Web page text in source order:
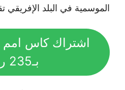
الموسمية في البلد الإفريقي تقرر
بـ235 ريال